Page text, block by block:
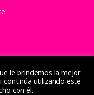
le brindemos la mejor
continúa utilizando este
con él.